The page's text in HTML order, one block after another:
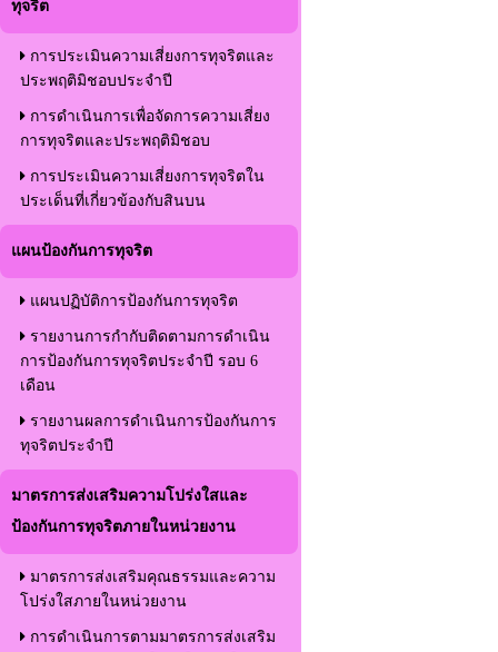
ทุจริต
การประเมินความเสี่ยงการทุจริตและ
ประพฤติมิชอบประจำปี
การดำเนินการเพื่อจัดการความเสี่ยง
การทุจริตและประพฤติมิชอบ
การประเมินความเสี่ยงการทุจริตใน
ประเด็นที่เกี่ยวข้องกับสินบน
แผนป้องกันการทุจริต
แผนปฏิบัติการป้องกันการทุจริต
รายงานการกำกับติดตามการดำเนิน
การป้องกันการทุจริตประจำปี รอบ 6
เดือน
รายงานผลการดำเนินการป้องกันการ
ทุจริตประจำปี
มาตรการส่งเสริมความโปร่งใสและ
ป้องกันการทุจริตภายในหน่วยงาน
มาตรการส่งเสริมคุณธรรมและความ
โปร่งใสภายในหน่วยงาน
การดำเนินการตามมาตรการส่งเสริม